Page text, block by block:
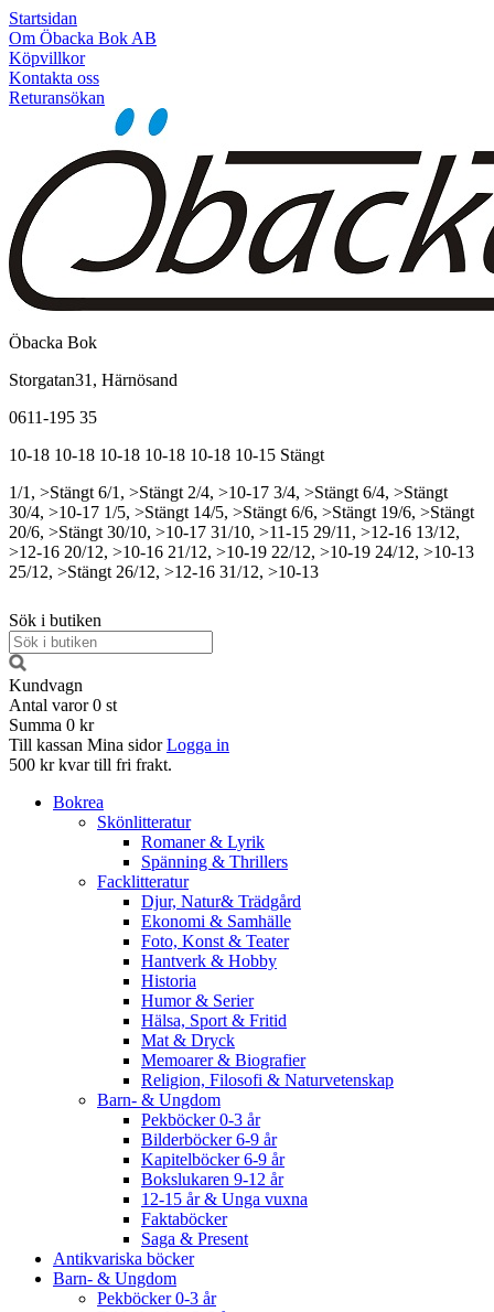
Startsidan
Om Öbacka Bok AB
Köpvillkor
Kontakta oss
Returansökan
Öbacka Bok
Storgatan31, Härnösand
0611-195 35
10-18 10-18 10-18 10-18 10-18 10-15 Stängt
1/1, >Stängt 6/1, >Stängt 2/4, >10-17 3/4, >Stängt 6/4, >Stängt
30/4, >10-17 1/5, >Stängt 14/5, >Stängt 6/6, >Stängt 19/6, >Stängt
20/6, >Stängt 30/10, >10-17 31/10, >11-15 29/11, >12-16 13/12,
>12-16 20/12, >10-16 21/12, >10-19 22/12, >10-19 24/12, >10-13
25/12, >Stängt 26/12, >12-16 31/12, >10-13
Sök i butiken
Kundvagn
Antal varor 0 st
Summa 0 kr
Till kassan Mina sidor Logga in
500 kr kvar till fri frakt.
Bokrea
Skönlitteratur
Romaner & Lyrik
Spänning & Thrillers
Facklitteratur
Djur, Natur& Trädgård
Ekonomi & Samhälle
Foto, Konst & Teater
Hantverk & Hobby
Historia
Humor & Serier
Hälsa, Sport & Fritid
Mat & Dryck
Memoarer & Biografier
Religion, Filosofi & Naturvetenskap
Barn- & Ungdom
Pekböcker 0-3 år
Bilderböcker 6-9 år
Kapitelböcker 6-9 år
Bokslukaren 9-12 år
12-15 år & Unga vuxna
Faktaböcker
Saga & Present
Antikvariska böcker
Barn- & Ungdom
Pekböcker 0-3 år